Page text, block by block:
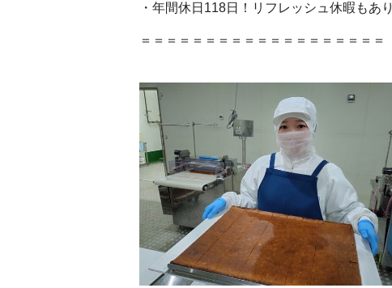
・年間休日118日！リフレッシュ休暇もあり
＝＝＝＝＝＝＝＝＝＝＝＝＝＝＝＝＝＝＝